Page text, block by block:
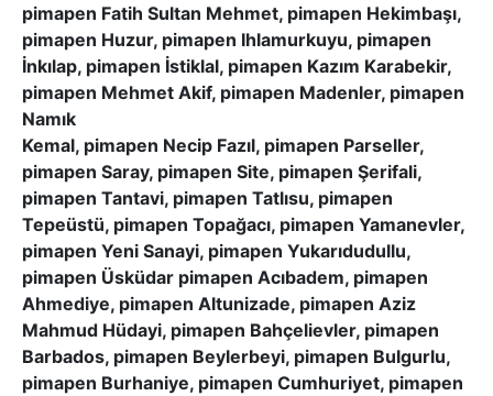
pimapen Fatih Sultan Mehmet, pimapen Hekimbaşı,
pimapen Huzur, pimapen Ihlamurkuyu, pimapen
İnkılap, pimapen İstiklal, pimapen Kazım Karabekir,
pimapen Mehmet Akif, pimapen Madenler, pimapen
Namık
Kemal, pimapen Necip Fazıl, pimapen Parseller,
pimapen Saray, pimapen Site, pimapen Şerifali,
pimapen Tantavi, pimapen Tatlısu, pimapen
Tepeüstü, pimapen Topağacı, pimapen Yamanevler,
pimapen Yeni Sanayi, pimapen Yukarıdudullu,
pimapen Üsküdar pimapen Acıbadem, pimapen
Ahmediye, pimapen Altunizade, pimapen Aziz
Mahmud Hüdayi, pimapen Bahçelievler, pimapen
Barbados, pimapen Beylerbeyi, pimapen Bulgurlu,
pimapen Burhaniye, pimapen Cumhuriyet, pimapen